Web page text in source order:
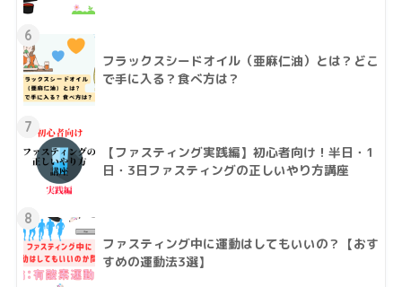
6
フラックスシードオイル（亜麻仁油）とは？どこ
で手に入る？食べ方は？
7
【ファスティング実践編】初心者向け！半日・1
日・3日ファスティングの正しいやり方講座
8
ファスティング中に運動はしてもいいの？【おす
すめの運動法3選】